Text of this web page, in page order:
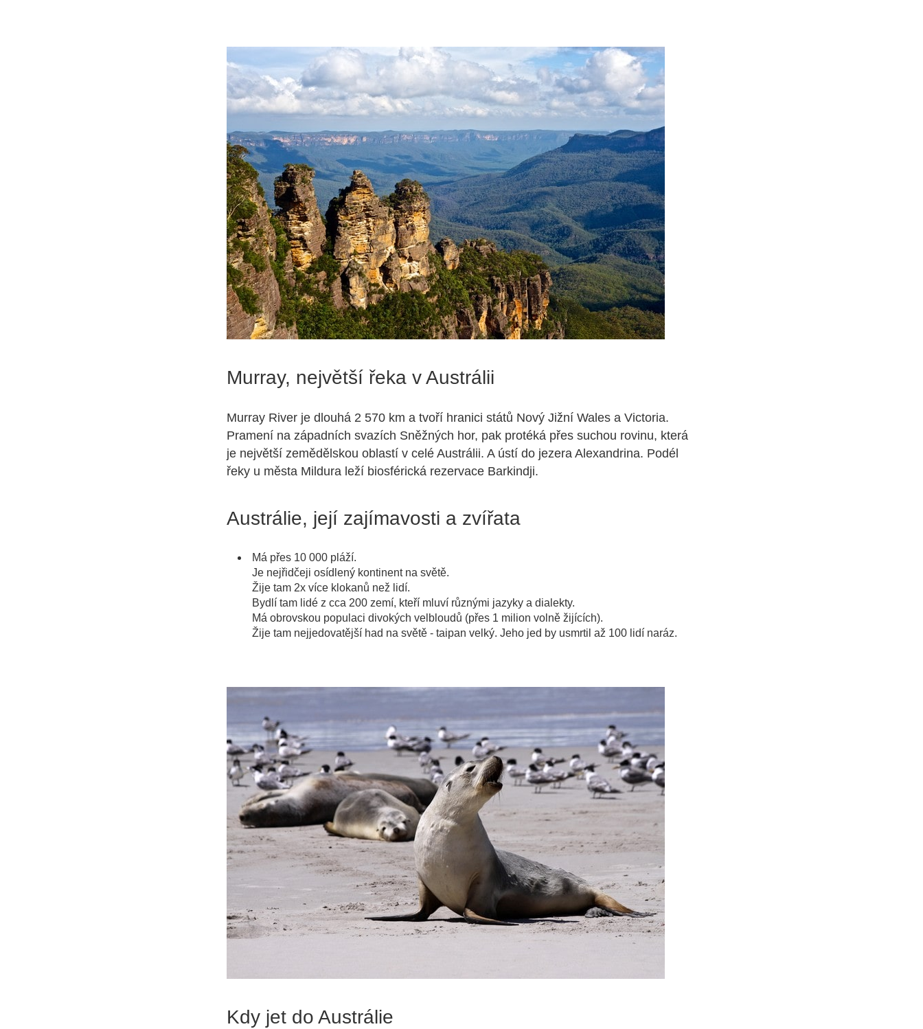
Murray, největší řeka v Austrálii
Murray River je dlouhá 2 570 km a tvoří hranici států Nový Jižní Wales a Victoria.
Pramení na západních svazích Sněžných hor, pak protéká přes suchou rovinu, která
je největší zemědělskou oblastí v celé Austrálii. A ústí do jezera Alexandrina. Podél
řeky u města Mildura leží biosférická rezervace Barkindji.
Austrálie, její zajímavosti a zvířata
Má přes 10 000 pláží.
Je nejřidčeji osídlený kontinent na světě.
Žije tam 2x více klokanů než lidí.
Bydlí tam lidé z cca 200 zemí, kteří mluví různými jazyky a dialekty.
Má obrovskou populaci divokých velbloudů (přes 1 milion volně žijících).
Žije tam nejjedovatější had na světě - taipan velký. Jeho jed by usmrtil až 100 lidí naráz.
Kdy jet do Austrálie